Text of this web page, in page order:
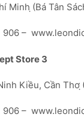
Minh ̣(Bá Tân
906 –
Store 3
Kiều, Cần Thơ
906 –